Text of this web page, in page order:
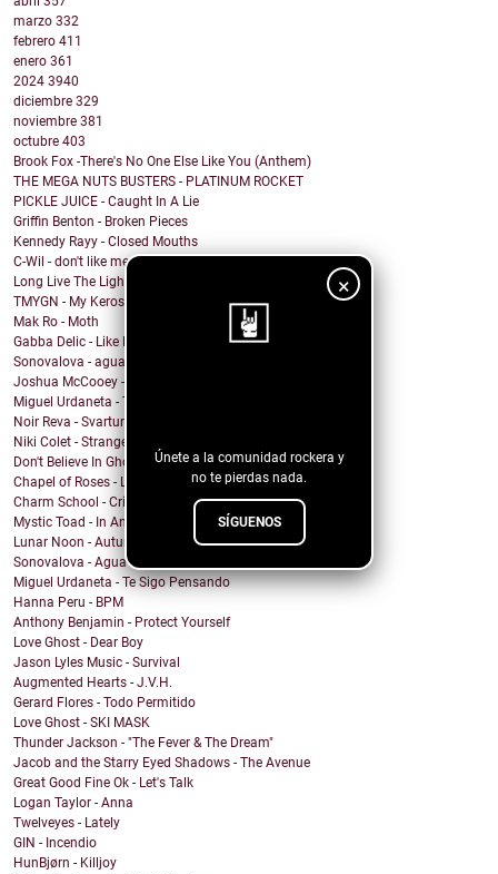
×
Únete a la comunidad rockera y
no te pierdas nada.
SÍGUENOS
marzo 332
febrero 411
enero 361
2024 3940
diciembre 329
noviembre 381
octubre 403
Brook Fox -There's No One Else Like You (Anthem)
THE MEGA NUTS BUSTERS - PLATINUM ROCKET
PICKLE JUICE - Caught In A Lie
Griffin Benton - Broken Pieces
Kennedy Rayy - Closed Mouths
C-Wil - don't like me
Long Live The Lights - Reckless
TMYGN - My Kerosene
Mak Ro - Moth
Gabba Delic - Like Lovers Do
Sonovalova - agua fría
Joshua McCooey - Hall Of Shame
Miguel Urdaneta - Te Sigo Pensando
Noir Reva - Svartur
Niki Colet - Strange Dreams
Don't Believe In Ghosts - Brooklyn Baby
Chapel of Roses - Lose Control
Charm School - Crime Time
Mystic Toad - In Another World
Lunar Noon - Autumn Passing
Sonovalova - Agua Fría
Miguel Urdaneta - Te Sigo Pensando
Hanna Peru - BPM
Anthony Benjamin - Protect Yourself
Love Ghost - Dear Boy
Jason Lyles Music - Survival
Augmented Hearts - J.V.H.
Gerard Flores - Todo Permitido
Love Ghost - SKI MASK
Thunder Jackson - "The Fever & The Dream"
Jacob and the Starry Eyed Shadows - The Avenue
Great Good Fine Ok - Let's Talk
Logan Taylor - Anna
Twelveyes - Lately
GIN - Incendio
HunBjørn - Killjoy